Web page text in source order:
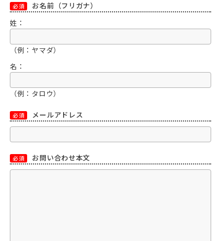
必須
お名前（フリガナ）
姓：
（例：ヤマダ）
名：
（例：タロウ）
必須 メールアドレス
必須 お問い合わせ本文